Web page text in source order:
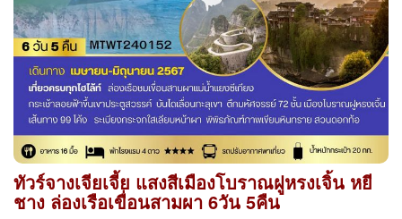
ทัวร์จางเจียเจี้ย แสงสีเมืองโบราณฝูหรงเจิ้น หยี
ชาง ล่องเรือเขื่อนสามผา 6วัน 5คืน